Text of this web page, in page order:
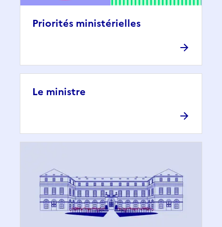
Priorités ministérielles
Le ministre